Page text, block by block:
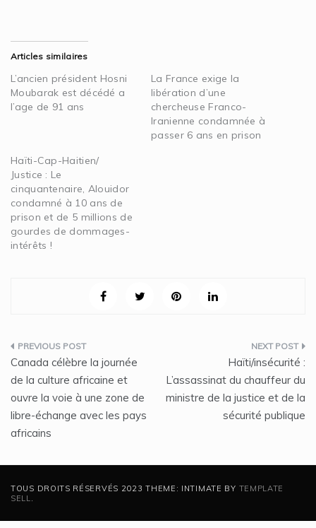
Articles similaires
L’ancien président Hosni
Moubarak est décédé a
l’age de 91 ans
La France exige la
libération d’une
chercheuse Franco-
Iranienne condamnée à
passer 6 ans en prison
Haïti-Cap-Haitien/
Justice : Le
cinquantenaire, Alouidor
condamné à 10 ans de
prison et de 5 millions de
gourdes de dommages-
intérêts !
Navigation
de
l’article
Canada célèbre la journée
de la culture africaine et
ouvre la voie à une zone de
libre-échange avec les pays
africains
Haïti/insécurité :
L’assassinat du chauffeur du
ministre de la justice et de la
sécurité publique
TOUS DROITS RÉSERVÉS 2023 THEME: INTIMATE BY TEMPLATE
SELL.